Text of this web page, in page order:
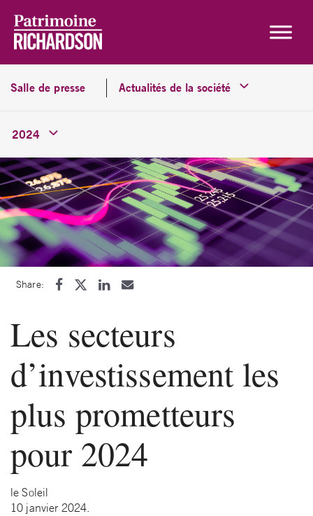
Salle de presse Actualités de la société
2024
Share:
Les secteurs
d’investissement les
plus prometteurs
pour 2024
le Soleil
10 janvier 2024.